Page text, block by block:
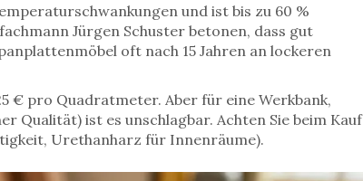
und ist bis zu 60 %
Jürgen Schuster betonen, dass gut
oft nach 15 Jahren an lockeren
€ pro Quadratmeter. Aber für eine Werkbank,
Qualität) ist es unschlagbar. Achten Sie beim Kauf
Urethanharz für Innenräume).